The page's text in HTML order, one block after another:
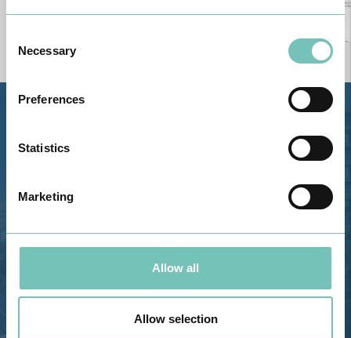
Selection
Necessary
Preferences
Statistics
Marketing
Allow all
Allow selection